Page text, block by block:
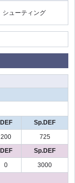
シューティング
DEF
Sp.DEF
200 725
DEF
Sp.DEF
0
3000